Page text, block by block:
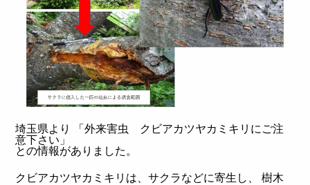
埼玉県より 「外来害虫 クビアカツヤカミキリにご注
意下さい」
との情報がありました。
クビアカツヤカミキリは、サクラなどに寄生し、
樹木